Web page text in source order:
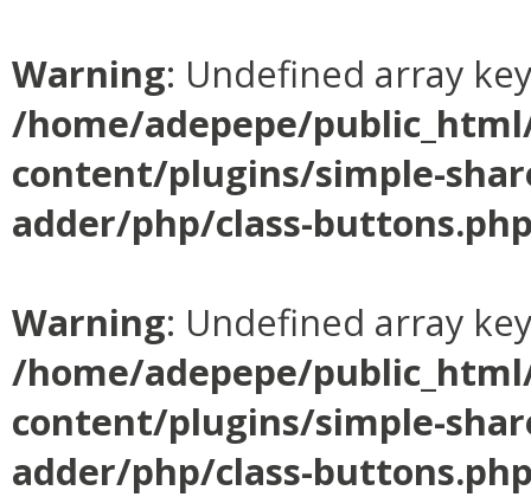
Warning: Undefined array
/home/adepepe/
content/plugins/simple-
adder/php/class-
Warning: Undefined array
/home/adepepe/
content/plugins/simple-
adder/php/class-